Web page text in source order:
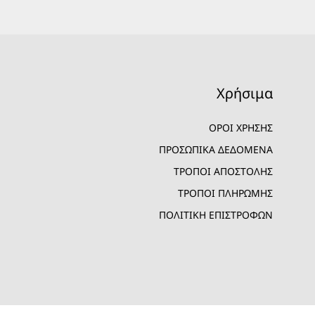
Χρήσιμα
ΟΡΟΙ ΧΡΗΣΗΣ
ΠΡΟΣΩΠΙΚΑ ΔΕΔΟΜΕΝΑ
ΤΡΟΠΟΙ ΑΠΟΣΤΟΛΗΣ
ΤΡΟΠΟΙ ΠΛΗΡΩΜΗΣ
ΠΟΛΙΤΙΚΗ ΕΠΙΣΤΡΟΦΩΝ